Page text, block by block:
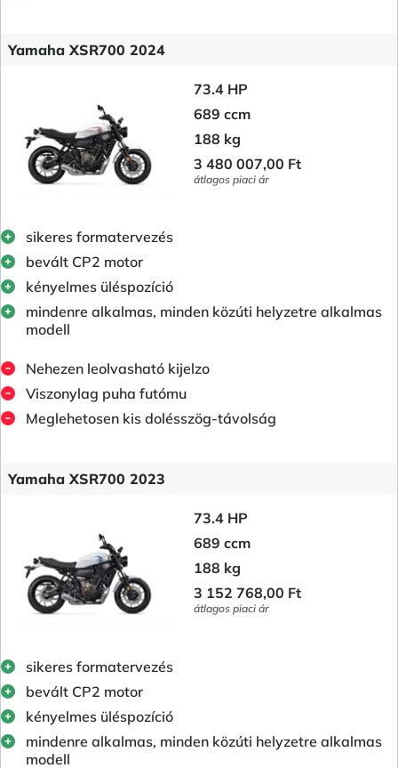
Yamaha XSR700 2024
73.4 HP
689 ccm
188 kg
3 480 007,00 Ft
átlagos piaci ár
sikeres formatervezés
bevált CP2 motor
kényelmes üléspozíció
mindenre alkalmas, minden közúti helyzetre alkalmas
modell
Nehezen leolvasható kijelzo
Viszonylag puha futómu
Meglehetosen kis dolésszög-távolság
Yamaha XSR700 2023
73.4 HP
689 ccm
188 kg
3 152 768,00 Ft
átlagos piaci ár
sikeres formatervezés
bevált CP2 motor
kényelmes üléspozíció
mindenre alkalmas, minden közúti helyzetre alkalmas
modell